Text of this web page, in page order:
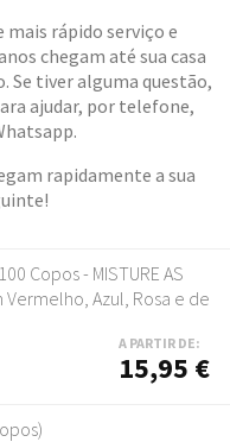
rápido serviço e
chegam até sua casa
Se tiver alguma questão,
ajudar, por telefone,
rapidamente a sua
Copos - MISTURE AS
Vermelho, Azul, Rosa e de
A PARTIR DE:
15,95 €